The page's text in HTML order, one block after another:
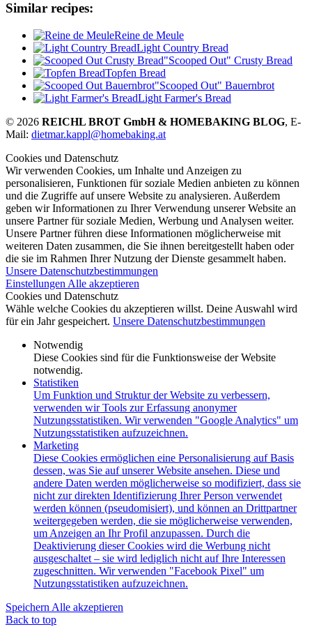
Similar recipes:
Reine de Meule
Light Country Bread
"Scooped Out" Crusty Bread
Topfen Bread
"Scooped Out" Bauernbrot
Light Farmer's Bread
© 2026 REICHL BROT GmbH & HOMEBAKING BLOG, E-
Mail: dietmar.kappl@homebaking.at
Cookies und Datenschutz
Wir verwenden Cookies, um Inhalte und Anzeigen zu
personalisieren, Funktionen für soziale Medien anbieten zu können
und die Zugriffe auf unsere Website zu analysieren. Außerdem
geben wir Informationen zu Ihrer Verwendung unserer Website an
unsere Partner für soziale Medien, Werbung und Analysen weiter.
Unsere Partner führen diese Informationen möglicherweise mit
weiteren Daten zusammen, die Sie ihnen bereitgestellt haben oder
die sie im Rahmen Ihrer Nutzung der Dienste gesammelt haben.
Unsere Datenschutzbestimmungen
Einstellungen Alle akzeptieren
Cookies und Datenschutz
Wähle welche Cookies du akzeptieren willst. Deine Auswahl wird
für ein Jahr gespeichert. Unsere Datenschutzbestimmungen
Notwendig
Diese Cookies sind für die Funktionsweise der Website
notwendig.
Statistiken
Um Funktion und Struktur der Website zu verbessern,
verwenden wir Tools zur Erfassung anonymer
Nutzungsstatistiken. Wir verwenden "Google Analytics" um
Nutzungsstatistiken aufzuzeichnen.
Marketing
Diese Cookies ermöglichen eine Personalisierung auf Basis
dessen, was Sie auf unserer Website ansehen. Diese und
andere Daten werden möglicherweise so modifiziert, dass sie
nicht zur direkten Identifizierung Ihrer Person verwendet
werden können (pseudomisiert), und können an Drittpartner
weitergegeben werden, die sie möglicherweise verwenden,
um Anzeigen an Ihr Profil anzupassen. Durch die
Deaktivierung dieser Cookies wird die Werbung nicht
ausgeschaltet – sie wird lediglich nicht auf Ihre Interessen
zugeschnitten. Wir verwenden "Facebook Pixel" um
Nutzungsstatistiken aufzuzeichnen.
Speichern Alle akzeptieren
Back to top